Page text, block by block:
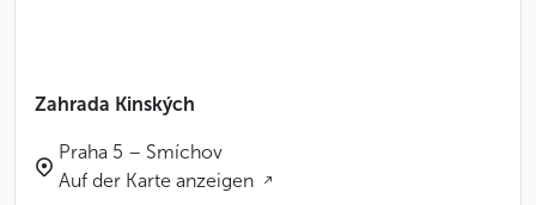
vergessen, sich die hölzerne orthodoxe St.-
Michaelskirche (chrám svatého Michala)
Zahrada Kinských
Praha 5 – Smíchov
Auf der Karte anzeigen